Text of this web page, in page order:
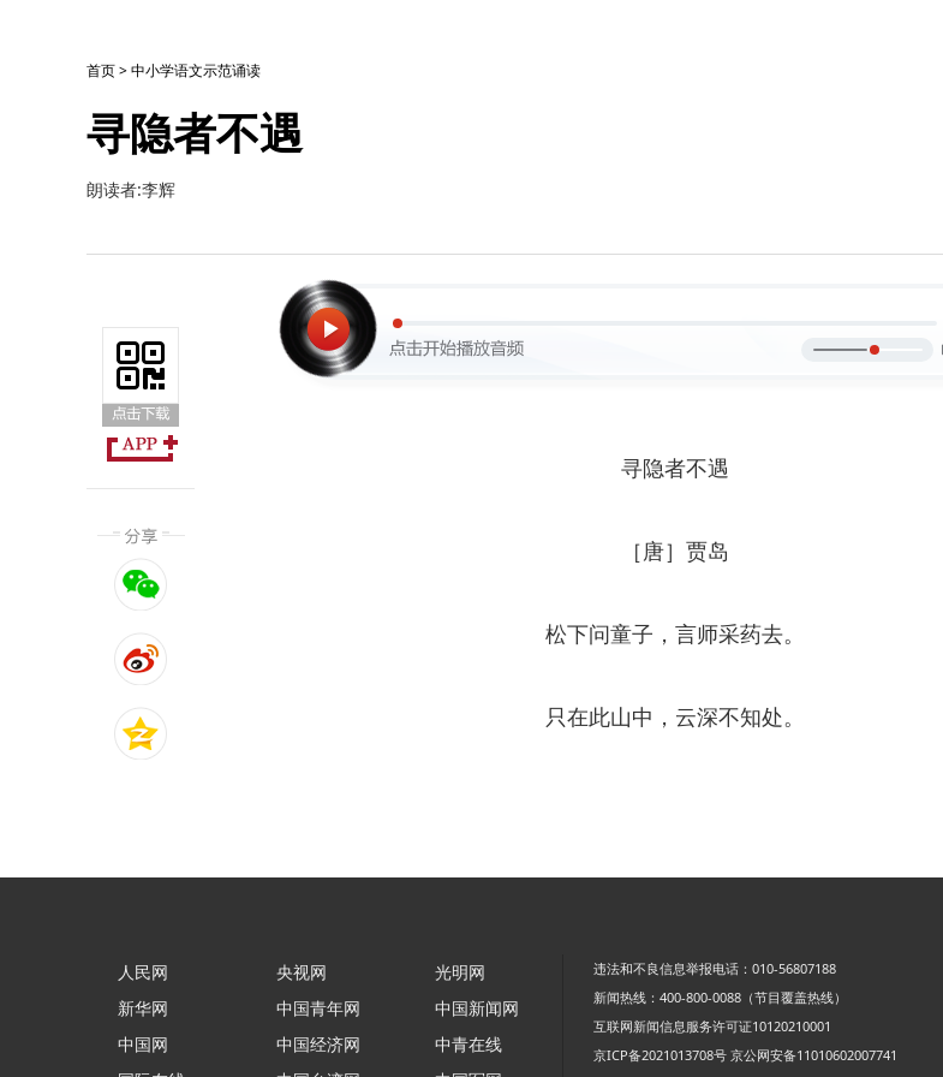
首页>中小学语文示范诵读
寻隐者不遇
朗读者:李辉
寻隐者不遇
［唐］贾岛
松下问童子，言师采药去。
只在此山中，云深不知处。
人民网
新华网
中国网
央视网
中国青年网
中国经济网
光明网
中国新闻网
中青在线
违法和不良信息举报电话：010-56807188
新闻热线：400-800-0088（节目覆盖热线）
互联网新闻信息服务许可证10120210001
京ICP备2021013708号 京公网安备11010602007741